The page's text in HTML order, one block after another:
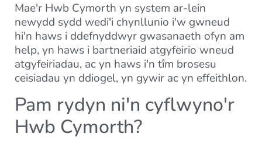
Mae'r Hwb Cymorth yn system ar-lein
newydd sydd wedi'i chynllunio i'w gwneud
hi'n haws i ddefnyddwyr gwasanaeth ofyn am
help, yn haws i bartneriaid atgyfeirio wneud
atgyfeiriadau, ac yn haws i'n tîm brosesu
ceisiadau yn ddiogel, yn gywir ac yn effeithlon.
Pam rydyn ni'n cyflwyno'r
Hwb Cymorth?